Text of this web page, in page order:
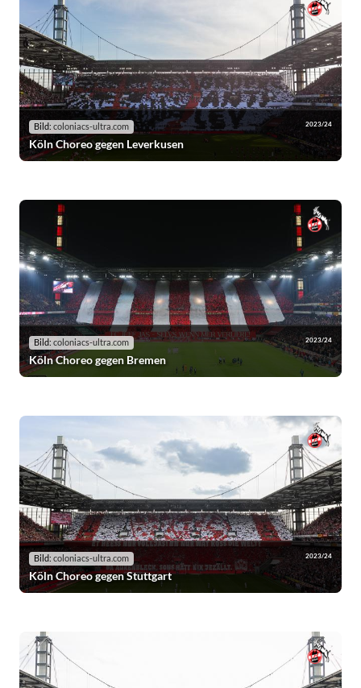
Bild: coloniacs-ultra.com 2023/24
Köln Choreo gegen Leverkusen
Bild: coloniacs-ultra.com 2023/24
Köln Choreo gegen Bremen
Bild: coloniacs-ultra.com 2023/24
Köln Choreo gegen Stuttgart